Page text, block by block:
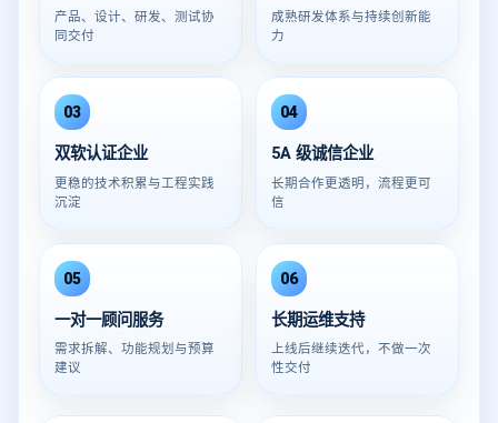
产品、设计、研发、测试协
同交付
成熟研发体系与持续创新能
力
03
双软认证企业
更稳的技术积累与工程实践
沉淀
04
5A 级诚信企业
长期合作更透明，流程更可
信
05
一对一顾问服务
需求拆解、功能规划与预算
建议
06
长期运维支持
上线后继续迭代，不做一次
性交付